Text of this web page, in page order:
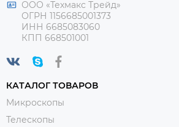
ООО «Техмакс Трейд»
ОГРН 1156685001373
ИНН 6685083060
КПП 668501001
КАТАЛОГ ТОВАРОВ
Микроскопы
Телескопы